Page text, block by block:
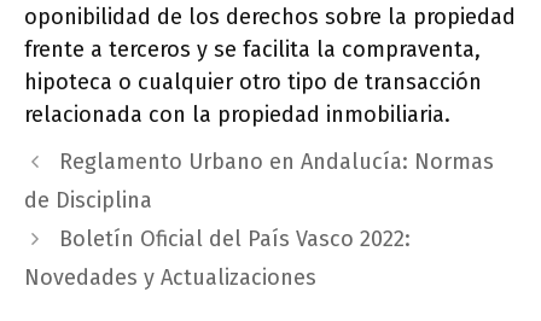
oponibilidad de los derechos sobre la propiedad
frente a terceros y se facilita la compraventa,
hipoteca o cualquier otro tipo de transacción
relacionada con la propiedad inmobiliaria.
Reglamento Urbano en Andalucía: Normas
de Disciplina
Boletín Oficial del País Vasco 2022:
Novedades y Actualizaciones